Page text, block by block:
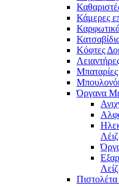
Κάμερες
Κόφτες
Όργανα
Πιστολέτα